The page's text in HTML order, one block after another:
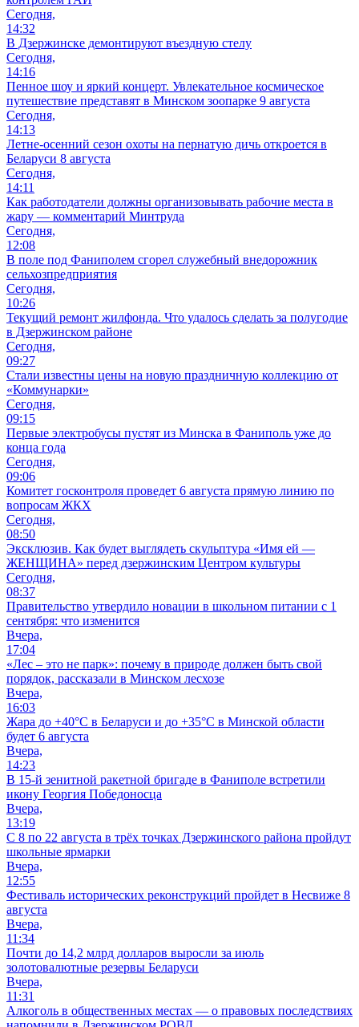
Сегодня,
14:32
В Дзержинске демонтируют въездную стелу
Сегодня,
14:16
Пенное шоу и яркий концерт. Увлекательное космическое
путешествие представят в Минском зоопарке 9 августа
Сегодня,
14:13
Летне-осенний сезон охоты на пернатую дичь откроется в
Беларуси 8 августа
Сегодня,
14:11
Как работодатели должны организовывать рабочие места в
жару — комментарий Минтруда
Сегодня,
12:08
В поле под Фаниполем сгорел служебный внедорожник
сельхозпредприятия
Сегодня,
10:26
Текущий ремонт жилфонда. Что удалось сделать за полугодие
в Дзержинском районе
Сегодня,
09:27
Стали известны цены на новую праздничную коллекцию от
«Коммунарки»
Сегодня,
09:15
Первые электробусы пустят из Минска в Фаниполь уже до
конца года
Сегодня,
09:06
Комитет госконтроля проведет 6 августа прямую линию по
вопросам ЖКХ
Сегодня,
08:50
Эксклюзив. Как будет выглядеть скульптура «Имя ей —
ЖЕНЩИНА» перед дзержинским Центром культуры
Сегодня,
08:37
Правительство утвердило новации в школьном питании с 1
сентября: что изменится
Вчера,
17:04
«Лес – это не парк»: почему в природе должен быть свой
порядок, рассказали в Минском лесхозе
Вчера,
16:03
Жара до +40°С в Беларуси и до +35°С в Минской области
будет 6 августа
Вчера,
14:23
В 15-й зенитной ракетной бригаде в Фаниполе встретили
икону Георгия Победоносца
Вчера,
13:19
С 8 по 22 августа в трёх точках Дзержинского района пройдут
школьные ярмарки
Вчера,
12:55
Фестиваль исторических реконструкций пройдет в Несвиже 8
августа
Вчера,
11:34
Почти до 14,2 млрд долларов выросли за июль
золотовалютные резервы Беларуси
Вчера,
11:31
Алкоголь в общественных местах — о правовых последствиях